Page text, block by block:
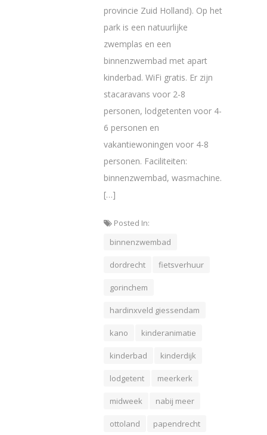
provincie Zuid Holland). Op het
park is een natuurlijke
zwemplas en een
binnenzwembad met apart
kinderbad. WiFi gratis. Er zijn
stacaravans voor 2-8
personen, lodgetenten voor 4-
6 personen en
vakantiewoningen voor 4-8
personen. Faciliteiten:
binnenzwembad, wasmachine.
[…]
Posted In:
binnenzwembad
dordrecht fietsverhuur
gorinchem
hardinxveld giessendam
kano kinderanimatie
kinderbad kinderdijk
lodgetent meerkerk
midweek nabij meer
ottoland papendrecht